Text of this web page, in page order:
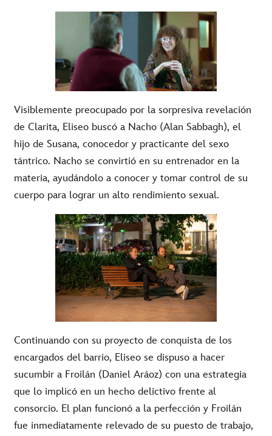
Visiblemente preocupado por la sorpresiva revelación
de Clarita, Eliseo buscó a Nacho (Alan Sabbagh), el
hijo de Susana, conocedor y practicante del sexo
tántrico. Nacho se convirtió en su entrenador en la
materia, ayudándolo a conocer y tomar control de su
cuerpo para lograr un alto rendimiento sexual.
Continuando con su proyecto de conquista de los
encargados del barrio, Eliseo se dispuso a hacer
sucumbir a Froilán (Daniel Aráoz) con una estrategia
que lo implicó en un hecho delictivo frente al
consorcio. El plan funcionó a la perfección y Froilán
fue inmediatamente relevado de su puesto de trabajo,